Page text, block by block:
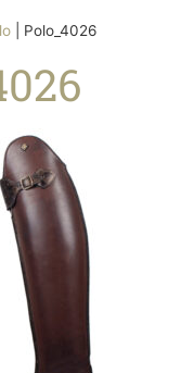
Polo_4026